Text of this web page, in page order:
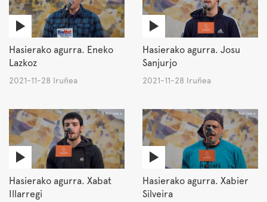
Hasierako agurra. Eneko
Lazkoz
2021-11-28 Iruñea
Hasierako agurra. Josu
Sanjurjo
2021-11-28 Iruñea
Hasierako agurra. Xabat
Illarregi
Hasierako agurra. Xabier
Silveira